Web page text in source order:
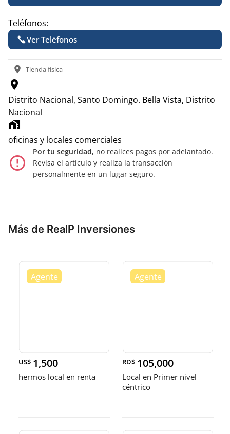
Teléfonos:
Ver Teléfonos
location_on Tienda física
location_on
Distrito Nacional, Santo Domingo. Bella Vista, Distrito
Nacional
home_work
oficinas y locales comerciales
error_outline
Por tu seguridad, no realices pagos por adelantado.
Revisa el artículo y realiza la transacción
personalmente en un lugar seguro.
Más de RealP Inversiones
US$ 1,500
hermos local en renta
RD$ 105,000
Local en Primer nivel
céntrico